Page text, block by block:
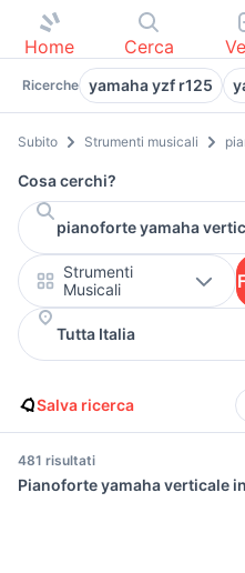
Home Cerca
Ricerche yamaha yzf r125
Subito Strumenti musicali
Cosa cerchi?
Strumenti
Musicali
Salva ricerca
481 risultati
Pianoforte yamaha verticale